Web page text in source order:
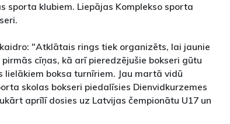
sporta klubiem. Liepājas Komplekso sporta
"Atklātais rings tiek organizēts, lai jaunie
cīņas, kā arī pieredzējušie bokseri gūtu
lielākiem boksa turnīriem. Jau martā vidū
skolas bokseri piedalīsies Dienvidkurzemes
aprīlī dosies uz Latvijas čempionātu U17 un